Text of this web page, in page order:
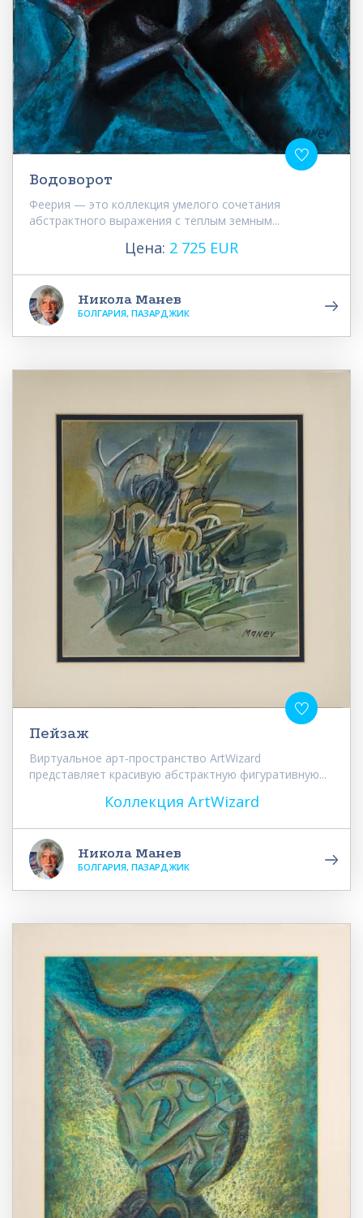
Водоворот
Феерия — это коллекция умелого сочетания
абстрактного выражения с теплым земным...
Цена: 2 725 EUR
Никола Манев
БОЛГАРИЯ, ПАЗАРДЖИК
Пейзаж
Виртуальное арт-пространство ArtWizard
представляет красивую абстрактную фигуративную...
Коллекция ArtWizard
Никола Манев
БОЛГАРИЯ, ПАЗАРДЖИК